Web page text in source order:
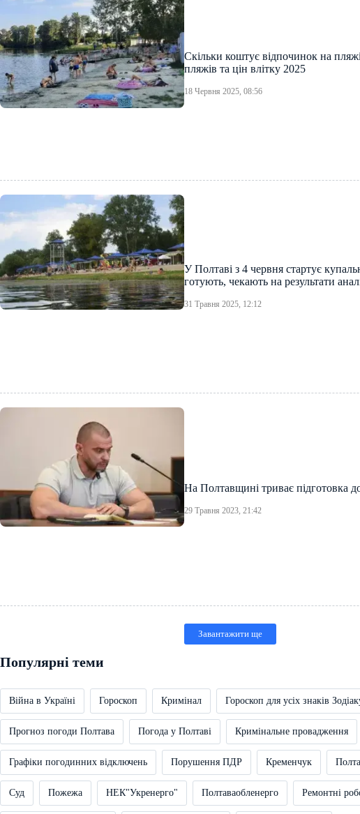
Скільки коштує відпочинок на
пляжів та цін влітку 2025
18 Червня 2025, 08:56
У Полтаві з 4 червня стартує
готують, чекають на результати
31 Травня 2025, 12:12
На Полтавщині триває підготовка
29 Травня 2023, 21:42
Завантажити ще
Популярні теми
Війна в Україні Гороскоп Кримінал Гороскоп для усіх знаків
Прогноз погоди Полтава Погода у Полтаві Кримінальне провадження
Графіки погодинних відключень Порушення ПДР Кременчук
Суд Пожежа НЕК"Укренерго" Полтаваобленерго Ремонтні